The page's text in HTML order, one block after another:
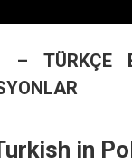
– TÜRKÇE
in